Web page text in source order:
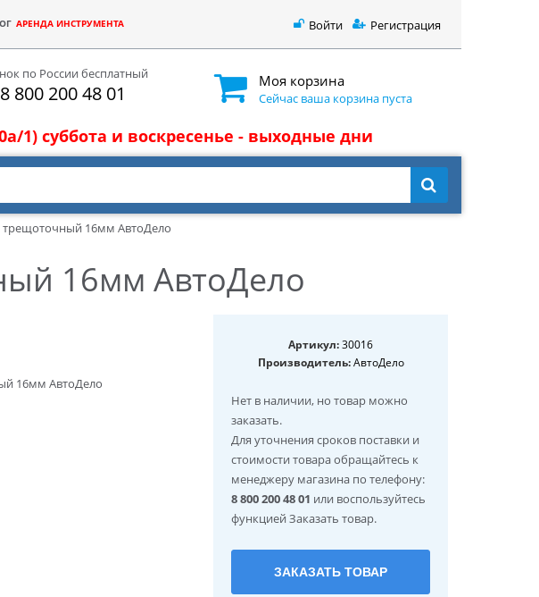
АРЕНДА ИНСТРУМЕНТА Войти Регистрация
по России бесплатный
8 800 200 48 01
Моя корзина
Сейчас ваша корзина пуста
1) суббота и воскресенье - выходные дни
16мм АвтоДело
16мм АвтоДело
Артикул:30016
Производитель:АвтоДело
Нет в наличии, но товар можно
заказать.
Для уточнения сроков поставки и
стоимости товара обращайтесь к
менеджеру магазина по телефону:
8 800 200 48 01 или воспользуйтесь
функцией Заказать товар.
ЗАКАЗАТЬ ТОВАР